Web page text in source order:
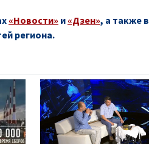
«Новости» и «Дзен», а также в
региона.